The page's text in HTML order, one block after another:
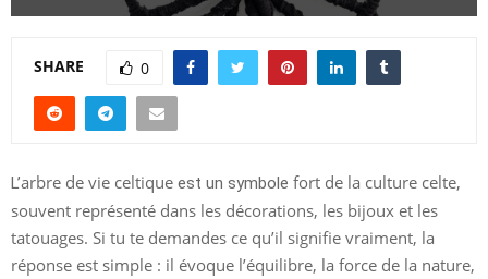
SHARE 0
L’arbre de vie celtique est un symbole fort de la culture celte,
souvent représenté dans les décorations, les bijoux et les
tatouages. Si tu te demandes ce qu’il signifie vraiment, la
réponse est simple : il évoque l’équilibre, la force de la nature,